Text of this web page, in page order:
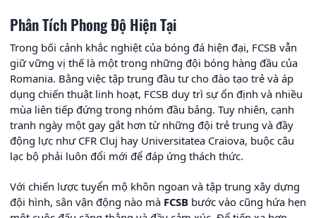
Phân Tích Phong Độ Hiện Tại
Trong bối cảnh khắc nghiệt của bóng đá hiện đại, FCSB vẫn
giữ vững vị thế là một trong những đội bóng hàng đầu của
Romania. Bằng việc tập trung đầu tư cho đào tạo trẻ và áp
dụng chiến thuật linh hoạt, FCSB duy trì sự ổn định và nhiều
mùa liên tiếp đứng trong nhóm đầu bảng. Tuy nhiên, cạnh
tranh ngày một gay gắt hơn từ những đội trẻ trung và đầy
động lực như CFR Cluj hay Universitatea Craiova, buộc câu
lạc bộ phải luôn đổi mới để đáp ứng thách thức.
Với chiến lược tuyển mộ khôn ngoan và tập trung xây dựng
đội hình, sân vận động nào mà FCSB bước vào cũng hứa hẹn